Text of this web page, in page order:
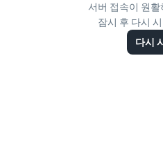
서버 접속이 원활
잠시 후 다시
다시